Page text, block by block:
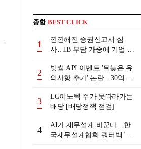
종합BEST CLICK
1
깐깐해진 증권신고서 심
사…IB 부담 가중에 기업 자
2
빗썸 API 이벤트 '뒤늦은 유
의사항 추가' 논란…30억원
발
3
LG이노텍 주가 못따라가는
배당 [배당정책 점검]
4
AI가 재무설계 바꾼다…한
국재무설계협회·쿼터백 '베